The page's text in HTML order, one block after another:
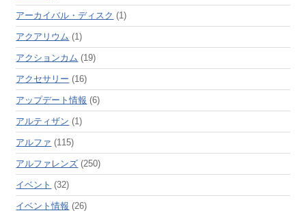
アーカイバル・ディスク (1)
アクアリウム (1)
アクションカム (19)
アクセサリー (16)
アップデート情報 (6)
アルティザン (1)
アルファ (115)
アルファレンズ (250)
イベント (32)
イベント情報 (26)